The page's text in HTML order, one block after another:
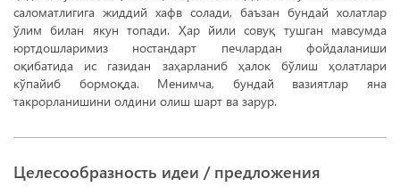
саломатлигига жиддий хафв солади, баъзан бундай холатлар
ўлим билан якун топади. Ҳар йили совуқ тушган мавсумда
юртдошларимиз ностандарт печлардан фойдаланиши
оқибатида ис газидан заҳарланиб ҳалок бўлиш ҳолатлари
кўпайиб бормоқда. Менимча, бундай вазиятлар яна
такрорланишини олдини олиш шарт ва зарур.
Целесообразность идеи / предложения